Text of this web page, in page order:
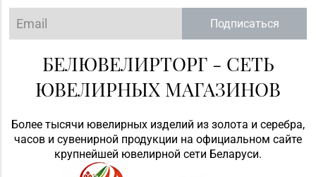
Подписаться
БЕЛЮВЕЛИРТОРГ - СЕТЬ
ЮВЕЛИРНЫХ МАГАЗИНОВ
Более тысячи ювелирных изделий из золота и серебра,
часов и сувенирной продукции на официальном сайте
крупнейшей ювелирной сети Беларуси.